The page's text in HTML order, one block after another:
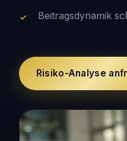
Beitragsdynamik
Risiko-Analyse